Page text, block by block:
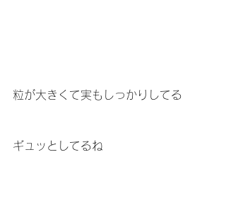
粒が大きくて実もしっかりしてる
ギュッとしてるね